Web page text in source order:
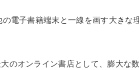
電子書籍端末と一線を画す大きな
のオンライン書店として、膨大な